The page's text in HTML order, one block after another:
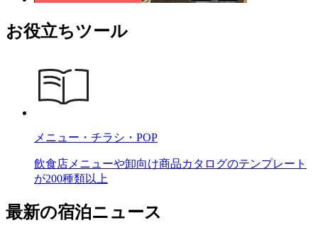
お役立ちツール
メニュー・チラシ・POP
飲食店メニューや卸向け商品カタログのテンプレート
が200種類以上
最新の宿泊ニュース